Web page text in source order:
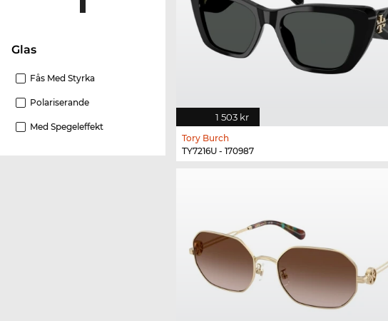
Glas
Fås Med Styrka
Polariserande
Med Spegeleffekt
1 503 kr
Tory Burch
TY7216U - 170987